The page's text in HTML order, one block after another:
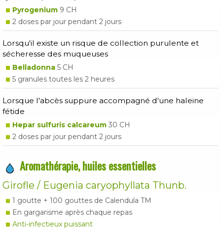
Pyrogenium 9 CH
2 doses par jour pendant 2 jours
Lorsqu'il existe un risque de collection purulente et
sécheresse des muqueuses
Belladonna 5 CH
5 granules toutes les 2 heures
Lorsque l'abcès suppure accompagné d'une haleine
fétide
Hepar sulfuris calcareum 30 CH
2 doses par jour pendant 2 jours
Aromathérapie, huiles essentielles
Girofle / Eugenia caryophyllata Thunb.
1 goutte + 100 gouttes de Calendula TM
En gargarisme après chaque repas
Anti-infectieux puissant